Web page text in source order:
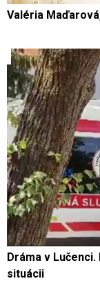
Valéria
Dráma v
situácii